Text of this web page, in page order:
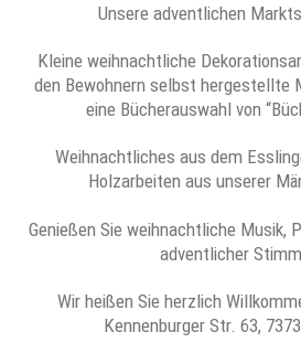
Unsere adventlichen
Kleine weihnachtliche
den Bewohnern selbst hergestellte
eine Bücherauswahl von
Weihnachtliches aus dem
Holzarbeiten aus unserer
Genießen Sie weihnachtliche Musik,
adventlicher
Wir heißen Sie herzlich
Kennenburger Str. 63,